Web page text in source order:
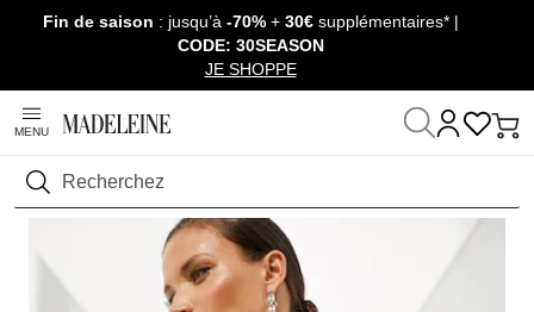
Passer la navigation, aller au contenu
Fin de saison : jusqu’à -70%+ 30€ supplémentaires* |
CODE: 30SEASON
JE SHOPPE
MENU
Rechercher
Maison Prêt-à-Porter